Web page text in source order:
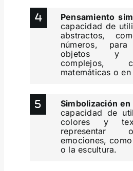
Pensamiento
capacidad de
abstractos,
números, para
objetos y
complejos,
matemáticas o
Simbolización
capacidad de
colores y
representar
emociones,
o la escultura.